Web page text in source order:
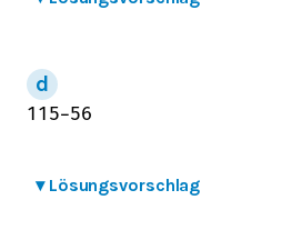
11 5−56
▾ Lösungsvorschlag